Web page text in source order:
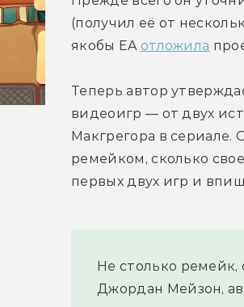
(получил её от
якобы EA отложила
Теперь автор
видеоигр — от двух
Макгрегора в сериале.
ремейком, сколько
первых двух игр и
Не столько
Джордан Мейзон,